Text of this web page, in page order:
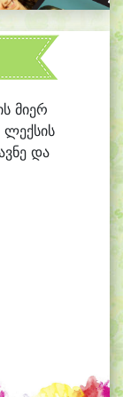
მიერ
ლექსის
და